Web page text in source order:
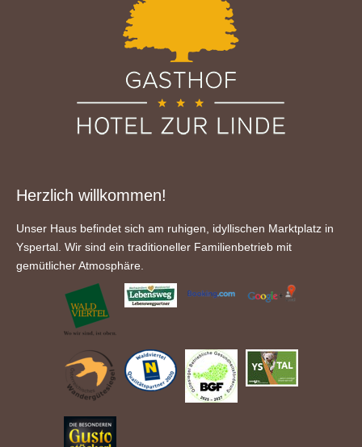
Herzlich willkommen!
Unser Haus befindet sich am ruhigen, idyllischen Marktplatz in
Yspertal. Wir sind ein traditioneller Familienbetrieb mit
gemütlicher Atmosphäre.